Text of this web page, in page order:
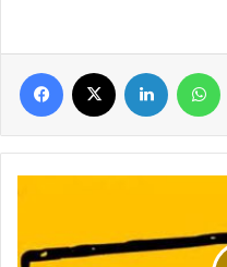
Facebook Linkedin
aplicam